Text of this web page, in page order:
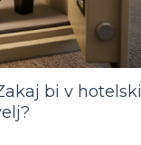
bi v hotelski